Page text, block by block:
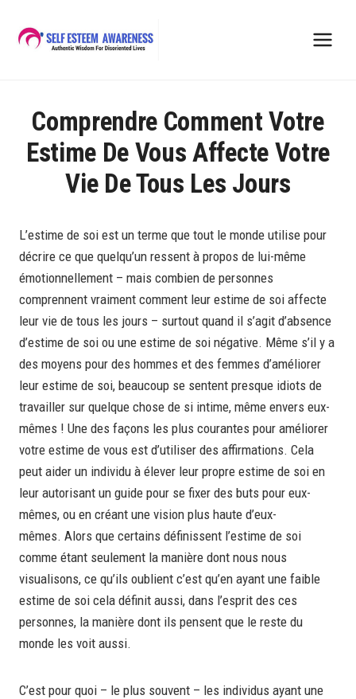
content
Comprendre Comment Votre
Estime De Vous Affecte Votre
Vie De Tous Les Jours
L’estime de soi est un terme que tout le monde utilise pour
décrire ce que quelqu’un ressent à propos de lui-même
émotionnellement – mais combien de personnes
comprennent vraiment comment leur estime de soi affecte
leur vie de tous les jours – surtout quand il s’agit d’absence
d’estime de soi ou une estime de soi négative. Même s’il y a
des moyens pour des hommes et des femmes d’améliorer
leur estime de soi, beaucoup se sentent presque idiots de
travailler sur quelque chose de si intime, même envers eux-
mêmes ! Une des façons les plus courantes pour améliorer
votre estime de vous est d’utiliser des affirmations. Cela
peut aider un individu à élever leur propre estime de soi en
leur autorisant un guide pour se fixer des buts pour eux-
mêmes, ou en créant une vision plus haute d’eux-
mêmes. Alors que certains définissent l’estime de soi
comme étant seulement la manière dont nous nous
visualisons, ce qu’ils oublient c’est qu’en ayant une faible
estime de soi cela définit aussi, dans l’esprit des ces
personnes, la manière dont ils pensent que le reste du
monde les voit aussi.
C’est pour quoi – le plus souvent – les individus ayant une